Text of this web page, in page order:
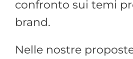
confronto sui temi
brand.
Nelle nostre